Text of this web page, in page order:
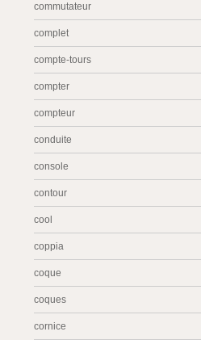
commutateur
complet
compte-tours
compter
compteur
conduite
console
contour
cool
coppia
coque
coques
cornice